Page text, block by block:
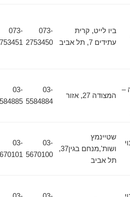
ביו לייט, קרית
עתידים 7, תל אביב
073-
2753450
073-
2753451
המצודה 27, אזור
5584884
5584885
שטיינמץ
ושות',מנחם בגין37,
תל אביב
5670100
5670101